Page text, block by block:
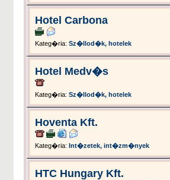
Hotel Carbona
Kateg�ria: Sz�llod�k, hotelek
Hotel Medv�s
Kateg�ria: Sz�llod�k, hotelek
Hoventa Kft.
Kateg�ria: Int�zetek, int�zm�nyek
HTC Hungary Kft.